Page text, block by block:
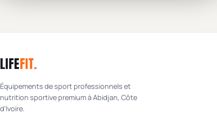
LIFEFIT.
Équipements de sport professionnels et
nutrition sportive premium à Abidjan, Côte
d'Ivoire.